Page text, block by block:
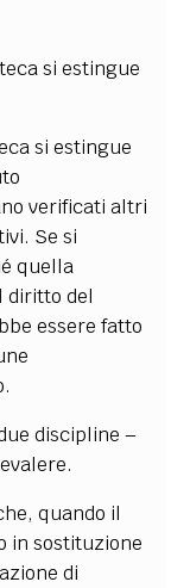
si estingue
si estingue
verificati altri
Se si
quella
diritto del
essere fatto
discipline –
quando il
in sostituzione
di